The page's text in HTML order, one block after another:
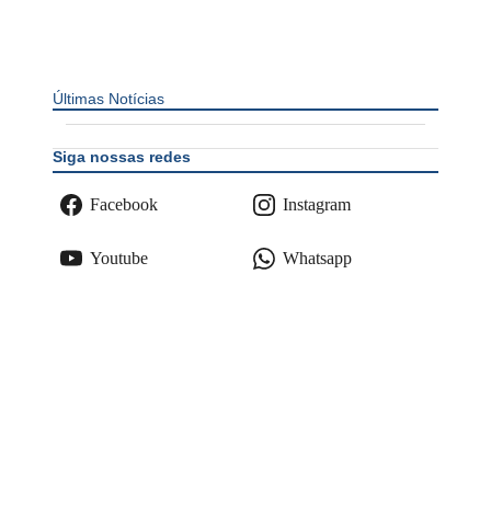
Últimas Notícias
Siga nossas redes
Facebook Instagram
Youtube Whatsapp